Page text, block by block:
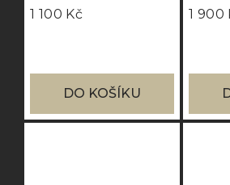
1 100 Kč
DO KOŠÍKU
1 900